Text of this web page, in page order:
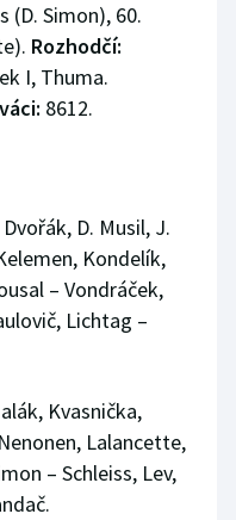
(D. Simon), 60.
Rozhodčí:
I, Thuma.
8612.
D. Musil, J.
Kondelík,
– Vondráček,
Lichtag –
Kvasnička,
Lalancette,
– Schleiss, Lev,